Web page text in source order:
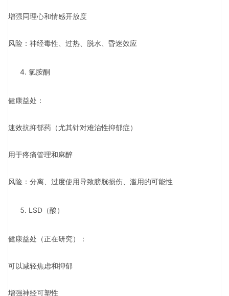
增强同理心和情感开放度
风险：神经毒性、过热、脱水、昏迷效应
氯胺酮
健康益处：
速效抗抑郁药（尤其针对难治性抑郁症）
用于疼痛管理和麻醉
风险：分离、过度使用导致膀胱损伤、滥用的可能性
LSD（酸）
健康益处（正在研究）：
可以减轻焦虑和抑郁
增强神经可塑性